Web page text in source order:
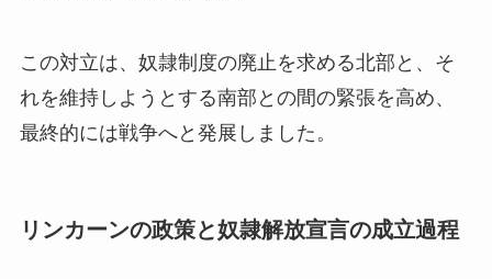
この対立は、奴隷制度の廃止を求める北部と、そ
れを維持しようとする南部との間の緊張を高め、
最終的には戦争へと発展しました。
リンカーンの政策と奴隷解放宣言の成立過程